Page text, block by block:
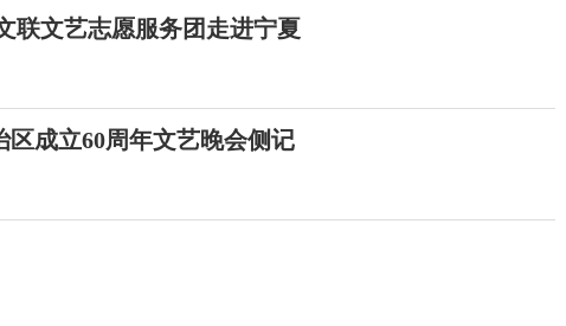
联文艺志愿服务团走进宁夏
成立60周年文艺晚会侧记